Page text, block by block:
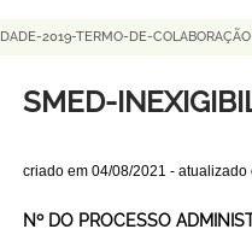
2019-TERMO-DE-COLABORAÇÃO
SMED-
criado em 04/08/2021 - atualizado
Nº DO PROCESSO